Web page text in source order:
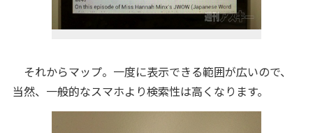
それからマップ。一度に表示できる範囲が広いので、
当然、一般的なスマホより検索性は高くなります。